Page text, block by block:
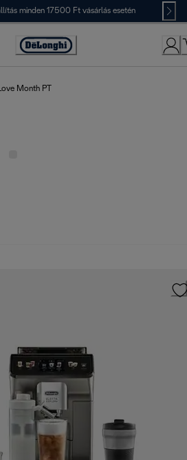
minden 17500 Ft vásárlás esetén
Accessibility
Love Month PT